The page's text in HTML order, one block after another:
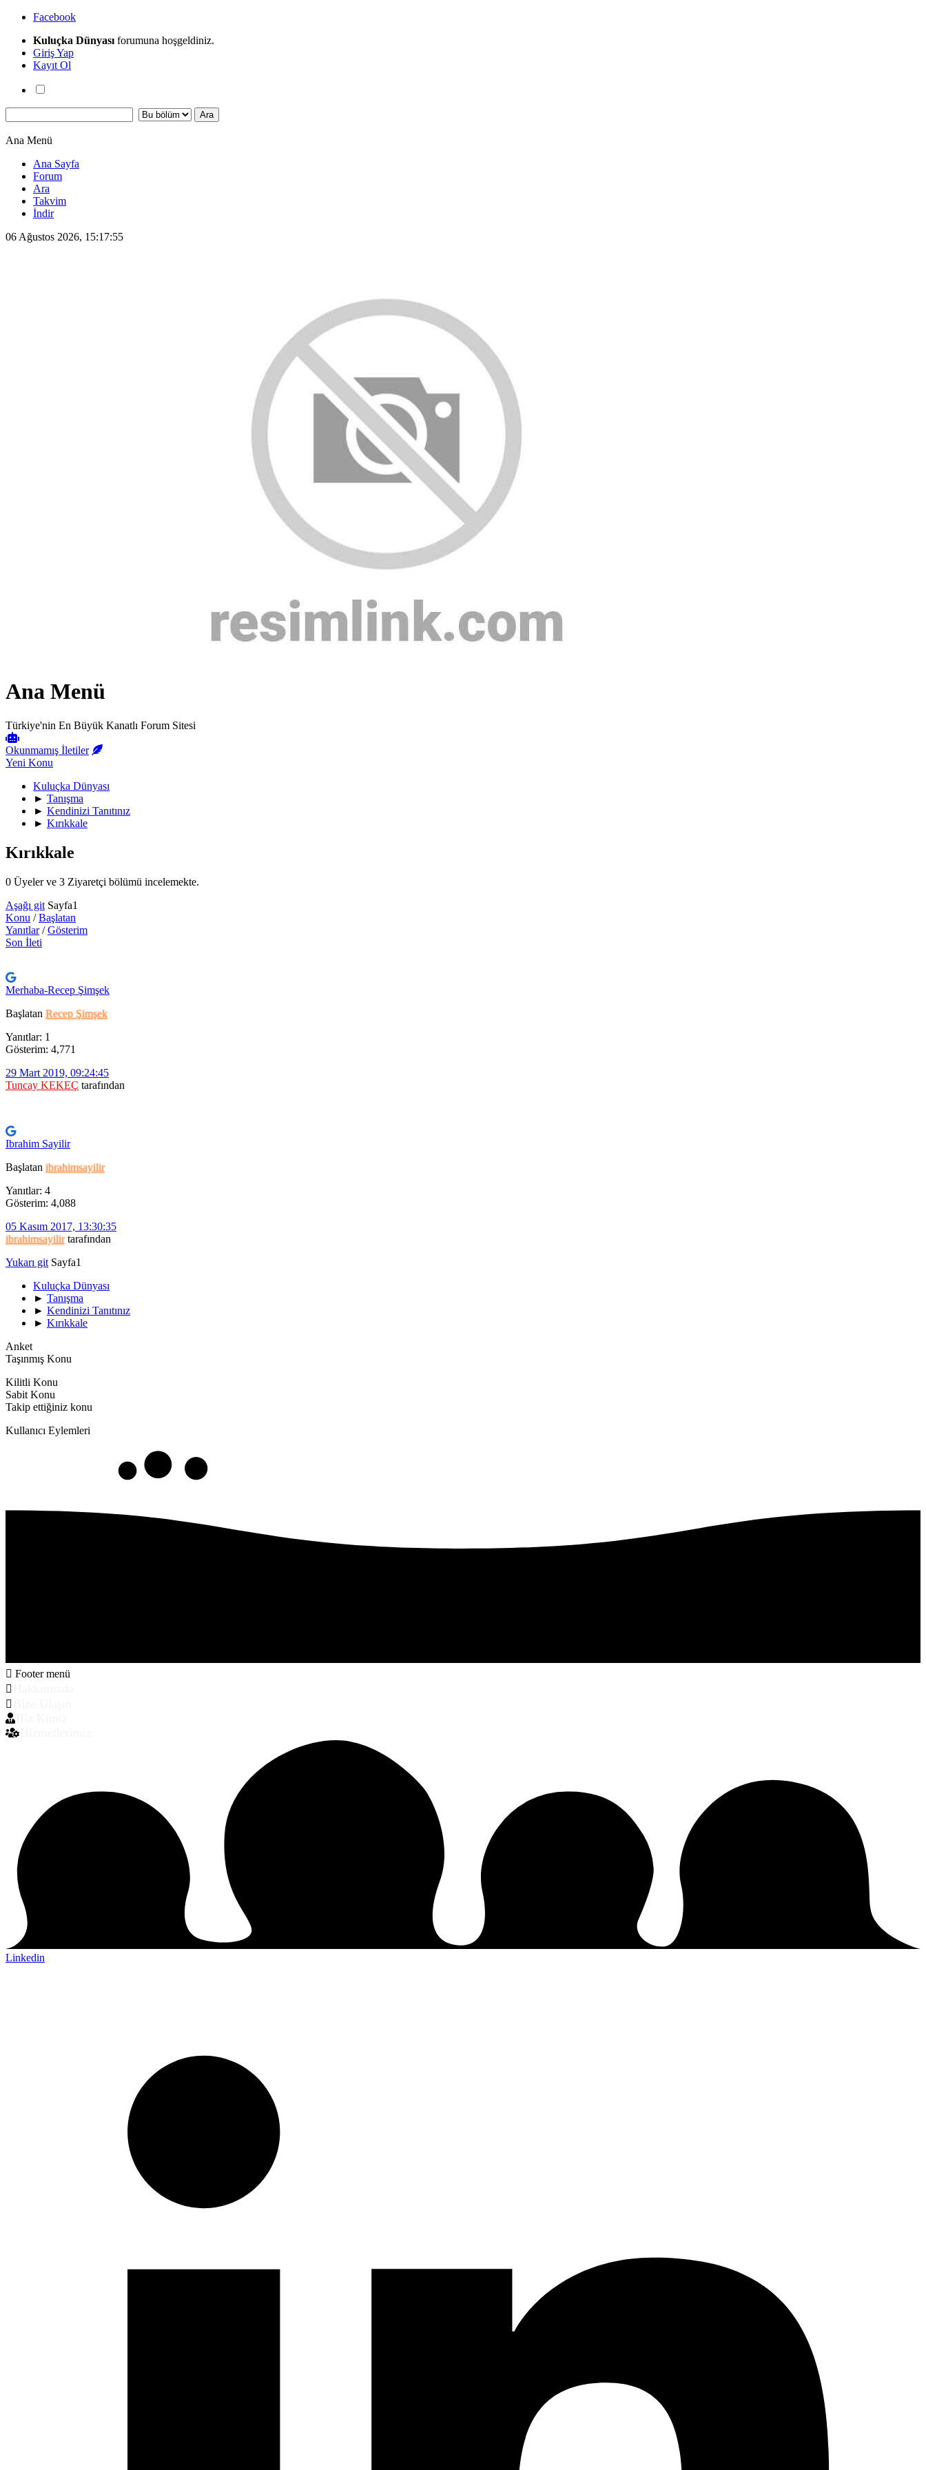
Facebook
Kuluçka Dünyası forumuna hoşgeldiniz.
Giriş Yap
Kayıt Ol
Ana Menü
Ana Sayfa
Forum
Ara
Takvim
İndir
06 Ağustos 2026, 15:17:55
Ana Menü
Türkiye'nin En Büyük Kanatlı Forum Sitesi
Okunmamış İletiler
Yeni Konu
Kuluçka Dünyası
► Tanışma
► Kendinizi Tanıtınız
► Kırıkkale
Kırıkkale
0 Üyeler ve 3 Ziyaretçi bölümü incelemekte.
Aşağı git Sayfa1
Konu /Başlatan
Yanıtlar/Gösterim
Son İleti
Merhaba-Recep Şimşek
Başlatan Recep Şimşek
Yanıtlar: 1
Gösterim: 4,771
29 Mart 2019, 09:24:45
Tuncay KEKEÇ tarafından
Ibrahim Sayilir
Başlatan ibrahimsayilir
Yanıtlar: 4
Gösterim: 4,088
05 Kasım 2017, 13:30:35
ibrahimsayilirtarafından
Yukarı git Sayfa1
Kuluçka Dünyası
► Tanışma
► Kendinizi Tanıtınız
► Kırıkkale
Anket
Taşınmış Konu
Kilitli Konu
Sabit Konu
Takip ettiğiniz konu
Kullanıcı Eylemleri
Footer menü
Linkedin